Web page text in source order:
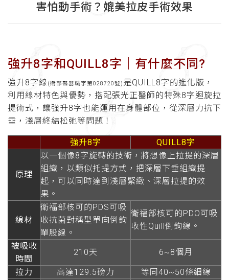
害怕動手術？媲美拉皮手術效果
強升8字和QUILL8字│有什麼不同?
強升8字線 (衛部醫器輸字第028720號) 是QUILL8字的進化版，
利用線材特色與優勢，搭配張光正醫師的特殊8字迴旋拉
提術式，讓強升8字也能運用在身體部位，從深層力抗下
垂，淺層終結松弛等問題！
強升8字 QUILL8字
原理
以一個像8字旋轉的技術，將想像上拉提的深層
組織，以類似托提方式，把深層下垂組織提
起，可以同時達到淺層緊緻、深層拉提的效
果。
線材
衛福部核可的PDS可吸
收抗菌對稱型單向倒鉤
單股線。
衛福部核可的PDO可吸
收性Quill倒鉤線。
被吸收
時間
210天 6~8個月
拉力 高達129.5磅力 等同40~50條細線